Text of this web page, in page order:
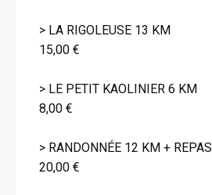
> LA RIGOLEUSE 13 KM
15,00 €
> LE PETIT KAOLINIER 6 KM
8,00 €
> RANDONNÉE 12 KM + REPAS
20,00 €